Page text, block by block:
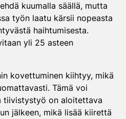
kuumalla säällä, mutta
työn laatu kärsii nopeasta
haihtumisesta.
yli 25 asteen
kovettuminen kiihtyy, mikä
Tämä voi
tiivistystyö on aloitettava
jälkeen, mikä lisää kiirettä